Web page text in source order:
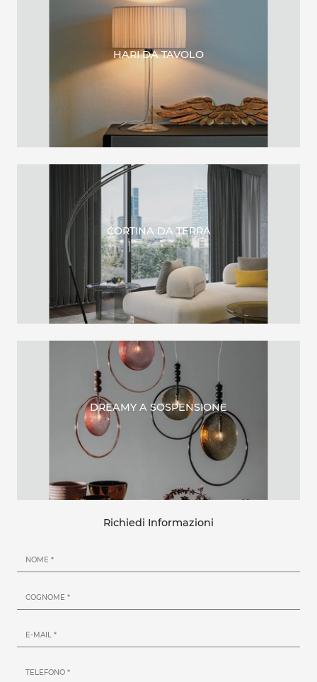
HARI DA TAVOLO
CORTINA DA TERRA
DREAMY A SOSPENSIONE
Richiedi Informazioni